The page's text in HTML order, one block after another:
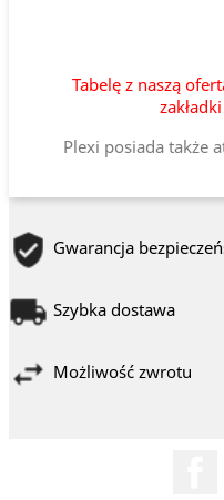
Tabelę z naszą
zakładki
Plexi posiada także
Gwarancja
Szybka dostawa
Możliwość zwrotu